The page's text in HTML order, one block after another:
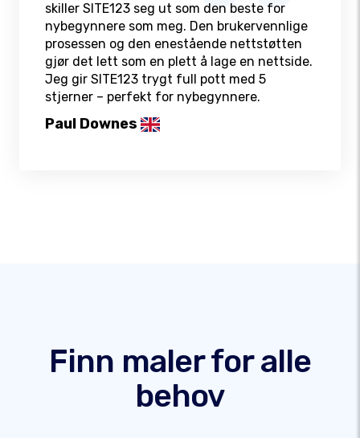
skiller SITE123 seg ut som den beste for
nybegynnere som meg. Den brukervennlige
prosessen og den enestående nettstøtten
gjør det lett som en plett å lage en nettside.
Jeg gir SITE123 trygt full pott med 5
stjerner – perfekt for nybegynnere.
Paul Downes
Finn maler for alle
behov